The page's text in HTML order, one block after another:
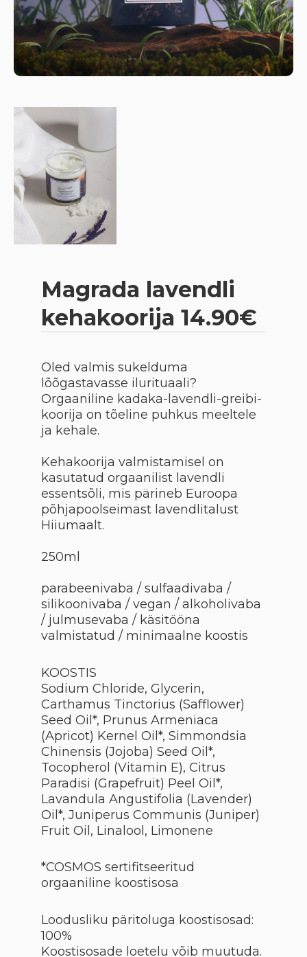
Magrada lavendli
kehakoorija 14.90€
Oled valmis sukelduma
lõõgastavasse ilurituaali?
Orgaaniline kadaka-lavendli-greibi-
koorija on tõeline puhkus meeltele
ja kehale.
Kehakoorija valmistamisel on
kasutatud orgaanilist lavendli
essentsõli, mis pärineb Euroopa
põhjapoolseimast lavendlitalust
Hiiumaalt.
250ml
parabeenivaba / sulfaadivaba /
silikoonivaba / vegan / alkoholivaba
/ julmusevaba / käsitööna
valmistatud / minimaalne koostis
KOOSTIS
Sodium Chloride, Glycerin,
Carthamus Tinctorius (Safflower)
Seed Oil*, Prunus Armeniaca
(Apricot) Kernel Oil*, Simmondsia
Chinensis (Jojoba) Seed Oil*,
Tocopherol (Vitamin E), Citrus
Paradisi (Grapefruit) Peel Oil*,
Lavandula Angustifolia (Lavender)
Oil*, Juniperus Communis (Juniper)
Fruit Oil, Linalool, Limonene
*COSMOS sertifitseeritud
orgaaniline koostisosa
Loodusliku päritoluga koostisosad:
100%
Koostisosade loetelu võib muutuda.